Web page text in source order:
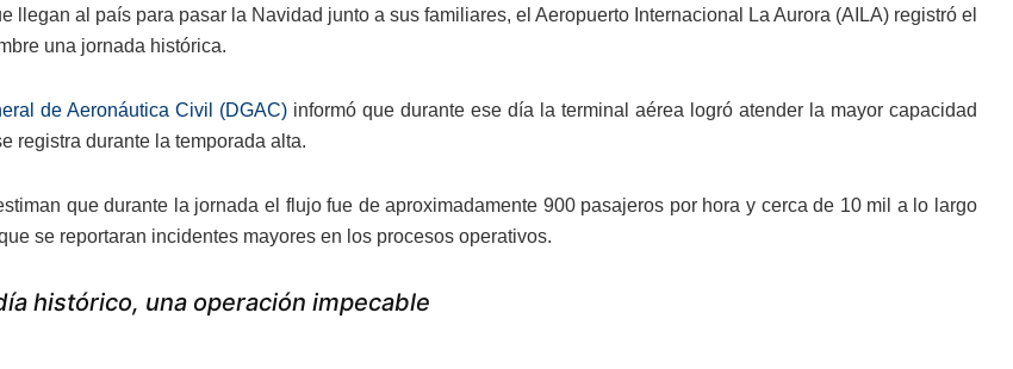
llegan al país para pasar la Navidad junto a sus familiares, el Aeropuerto Internacional La Aurora (AILA) registró el
una jornada histórica.
de Aeronáutica Civil (DGAC) informó que durante ese día la terminal aérea logró atender la mayor capacidad
registra durante la temporada alta.
que durante la jornada el flujo fue de aproximadamente 900 pasajeros por hora y cerca de 10 mil a lo largo
se reportaran incidentes mayores en los procesos operativos.
histórico, una operación impecable